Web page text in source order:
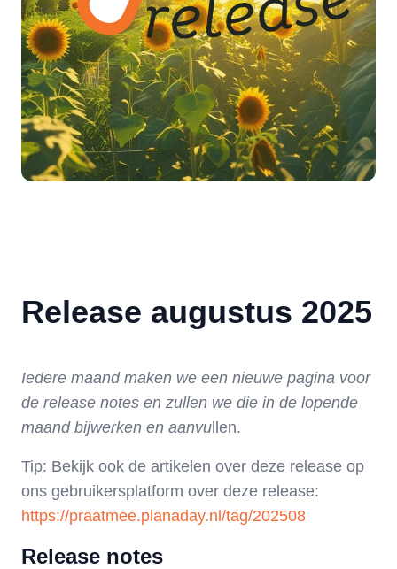
Release augustus 2025
Iedere maand maken we een nieuwe pagina voor
de release notes en zullen we die in de lopende
maand bijwerken en aanvu llen.
Tip: Bekijk ook de artikelen over deze release op
ons gebruikersplatform over deze release:
https://praatmee.planaday.nl/tag/202508
Release notes